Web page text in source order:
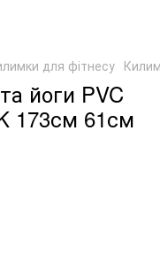
для фітнесу
йоги PVC
173см 61см